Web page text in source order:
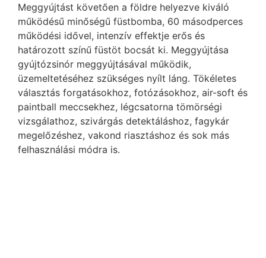
Meggyújtást követően a földre helyezve kiváló
működésű minőségű füstbomba, 60 másodperces
működési idővel, intenzív effektje erős és
határozott színű füstöt bocsát ki. Meggyújtása
gyújtózsinór meggyújtásával működik,
üzemeltetéséhez szükséges nyílt láng. Tökéletes
választás forgatásokhoz, fotózásokhoz, air-soft és
paintball meccsekhez, légcsatorna tömörségi
vizsgálathoz, szivárgás detektáláshoz, fagykár
megelőzéshez, vakond riasztáshoz és sok más
felhasználási módra is.